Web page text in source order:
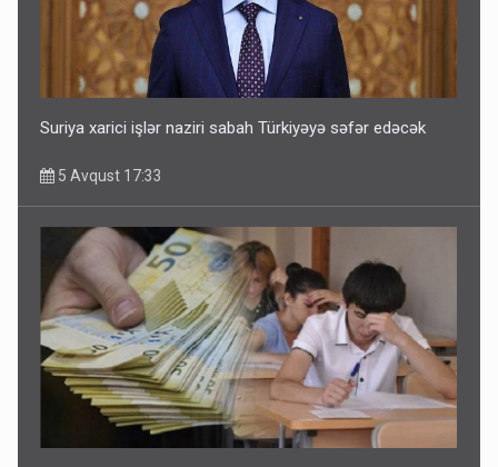
Suriya xarici işlər naziri sabah Türkiyəyə səfər edəcək
5 Avqust 17:33